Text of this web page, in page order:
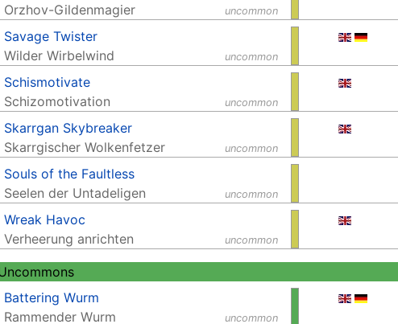
uncommon
Orzhov-Gildenmagier
uncommon
Savage Twister
Wilder Wirbelwind
uncommon
Schismotivate
Schizomotivation
uncommon
Skarrgan Skybreaker
Skarrgischer Wolkenfetzer
uncommon
Souls of the Faultless
Seelen der Untadeligen
uncommon
Wreak Havoc
Verheerung anrichten
uncommon
Battering Wurm
Rammender Wurm